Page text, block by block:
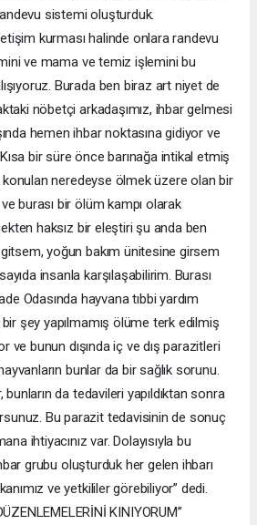
sistemi oluşturduk.
kurması halinde onlara randevu
ve mama ve temiz işlemini bu
Burada ben biraz art niyet de
nöbetçi arkadaşımız, ihbar gelmesi
hemen ihbar noktasına gidiyor ve
bir süre önce barınağa intikal etmiş
konulan neredeyse ölmek üzere olan bir
burası bir ölüm kampı olarak
haksız bir eleştiri şu anda ben
yoğun bakım ünitesine girsem
insanla karşılaşabilirim. Burası
Odasında hayvana tıbbi yardım
şey yapılmamış ölüme terk edilmiş
ve bunun dışında iç ve dış parazitleri
bunlar da bir sağlık sorunu.
bunların da tedavileri yapıldıktan sonra
Bu parazit tedavisinin de sonuç
ihtiyacınız var. Dolayısıyla bu
grubu oluşturduk her gelen ihbarı
ve yetkililer görebiliyor” dedi.
KINIYORUM”